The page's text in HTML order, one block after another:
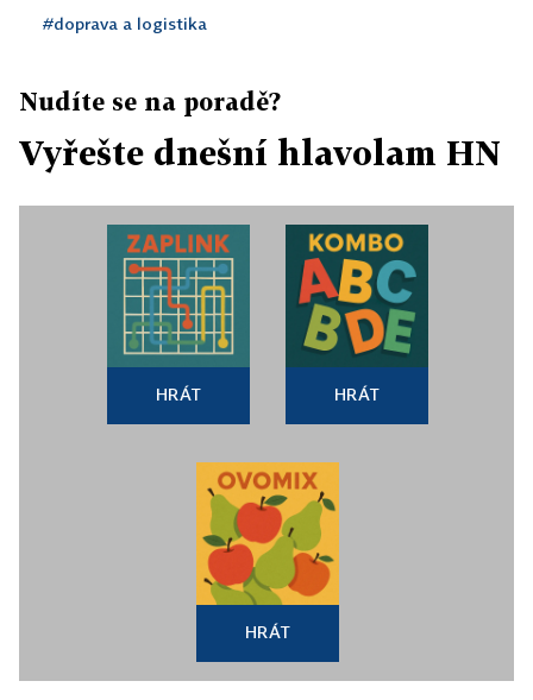
#doprava a logistika
Nudíte se na poradě?
Vyřešte dnešní hlavolam HN
HRÁT HRÁT
HRÁT